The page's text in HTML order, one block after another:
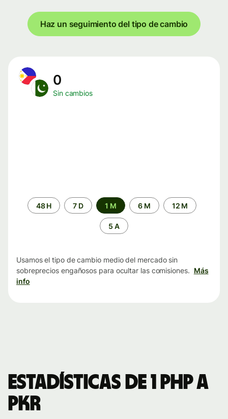
Haz un seguimiento del tipo de cambio
0
Sin cambios
Periodo48 H 7 D 1 M 6 M 12 M
5 A
Usamos el tipo de cambio medio del mercado sin
sobreprecios engañosos para ocultar las comisiones. Más
info
Estadísticas de 1 PHP a
PKR